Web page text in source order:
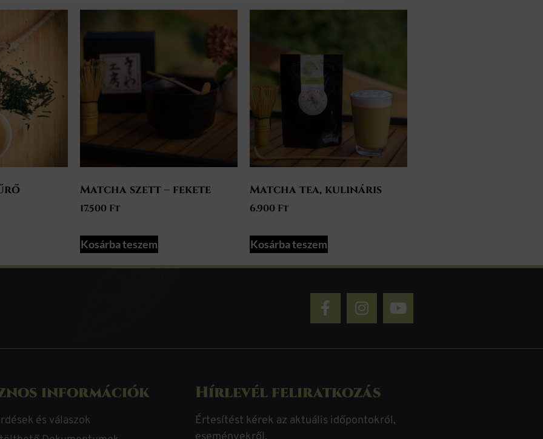
Matcha szett – fekete
17.500 Ft
Kosárba teszem
Matcha tea, kulináris
6.900 Ft
Kosárba teszem
információk
és válaszok
Hírlevél feliratkozás
Értesítést kérek az aktuális időpontokról,